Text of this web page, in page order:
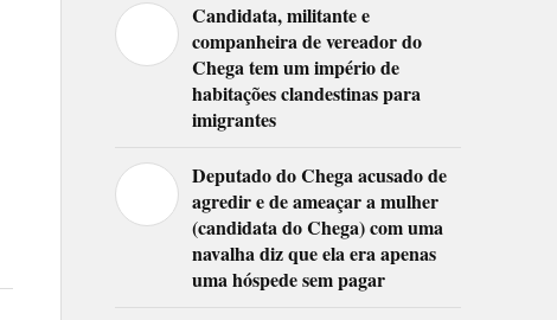
Candidata, militante e
companheira de vereador do
Chega tem um império de
habitações clandestinas para
imigrantes
Deputado do Chega acusado de
agredir e de ameaçar a mulher
(candidata do Chega) com uma
navalha diz que ela era apenas
uma hóspede sem pagar